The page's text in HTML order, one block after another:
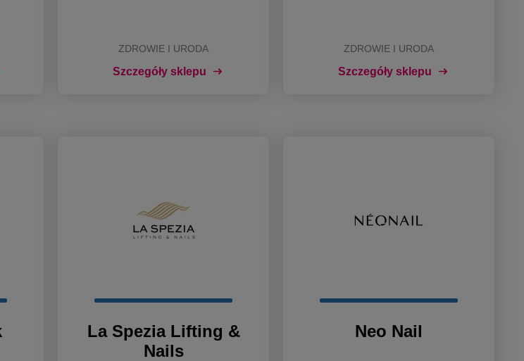
ZDROWIE I URODA
Szczegóły sklepu
ZDROWIE I URODA
Szczegóły sklepu
La Spezia Lifting &
Nails
Neo Nail